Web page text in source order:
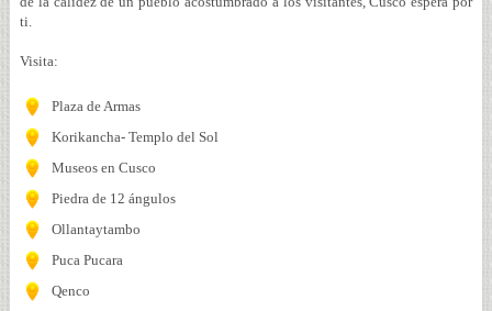
ti.
Visita:
Plaza de Armas
Korikancha- Templo del Sol
Museos en Cusco
Piedra de 12 ángulos
Ollantaytambo
Puca Pucara
Qenco